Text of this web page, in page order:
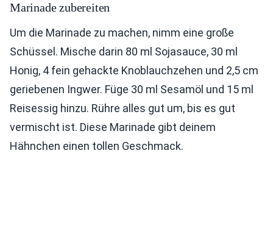
Marinade zubereiten
Um die Marinade zu machen, nimm eine große
Schüssel. Mische darin 80 ml Sojasauce, 30 ml
Honig, 4 fein gehackte Knoblauchzehen und 2,5 cm
geriebenen Ingwer. Füge 30 ml Sesamöl und 15 ml
Reisessig hinzu. Rühre alles gut um, bis es gut
vermischt ist. Diese Marinade gibt deinem
Hähnchen einen tollen Geschmack.